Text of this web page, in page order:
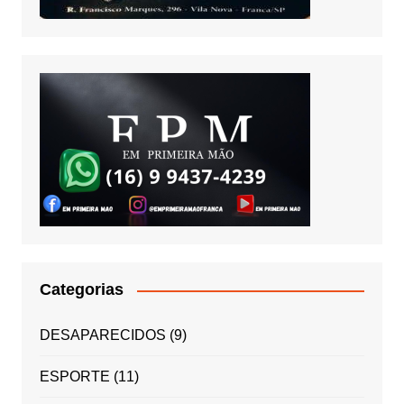
Categorias
DESAPARECIDOS (9)
ESPORTE (11)